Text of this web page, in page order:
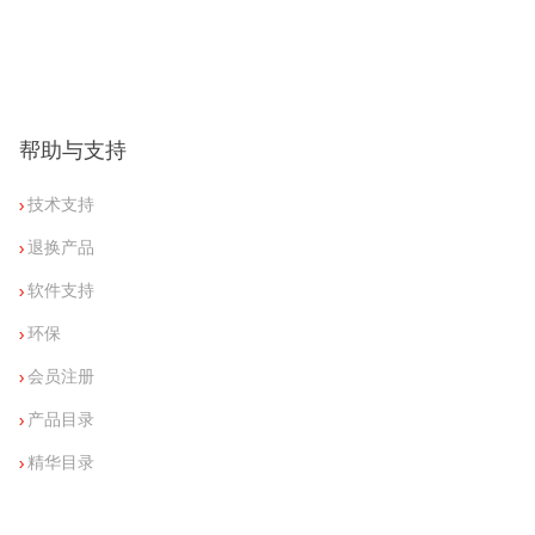
帮助与支持
技术支持
退换产品
软件支持
环保
会员注册
产品目录
精华目录